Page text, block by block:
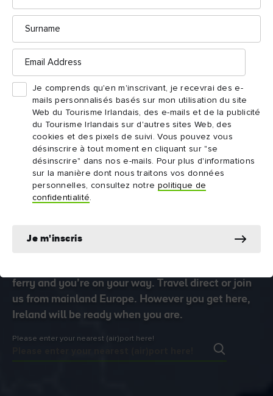
Getting to Ireland
ferry and you’re on your way. Travel direct or join
us from mainland Europe. However you get here,
Ireland will be ready when you are.
Please enter your nearest (air)port here!
Surname
Email
Address
Je comprends qu'en m'inscrivant, je recevrai des e-
mails personnalisés basés sur mon utilisation du site
Web du Tourisme Irlandais, des e-mails et de la publicité
du Tourisme Irlandais sur d'autres sites Web, des
cookies et des pixels de suivi. Vous pouvez vous
désinscrire à tout moment en cliquant sur "se
désinscrire" dans nos e-mails. Pour plus d'informations
sur la manière dont nous traitons vos données
personnelles, consultez notre politique de
confidentialité.
Je m'inscris